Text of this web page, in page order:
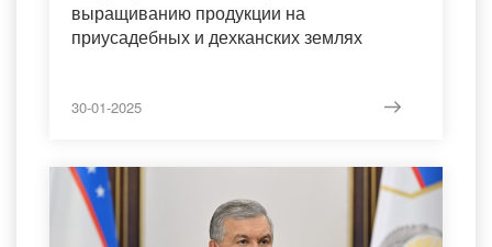
выращиванию продукции на
приусадебных и дехканских землях
30-01-2025